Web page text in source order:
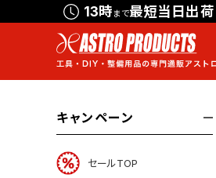
13時まで最短当日出荷
キャンペーン
セールTOP